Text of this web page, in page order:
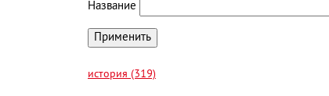
Название
история (319)